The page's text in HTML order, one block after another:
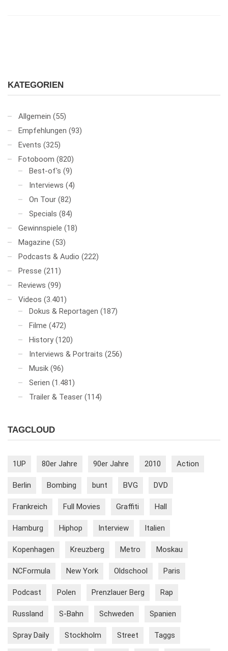
KATEGORIEN
Allgemein (55)
Empfehlungen (93)
Events (325)
Fotoboom (820)
Best-of's (9)
Interviews (4)
On Tour (82)
Specials (84)
Gewinnspiele (18)
Magazine (53)
Podcasts & Audio (222)
Presse (211)
Reviews (99)
Videos (3.401)
Dokus & Reportagen (187)
Filme (472)
History (120)
Interviews & Portraits (256)
Musik (96)
Serien (1.481)
Trailer & Teaser (114)
TAGCLOUD
1UP 80er Jahre 90er Jahre 2010 Action
Berlin Bombing bunt BVG DVD
Frankreich Full Movies Graffiti Hall
Hamburg Hiphop Interview Italien
Kopenhagen Kreuzberg Metro Moskau
NCFormula New York Oldschool Paris
Podcast Polen Prenzlauer Berg Rap
Russland S-Bahn Schweden Spanien
Spray Daily Stockholm Street Taggs